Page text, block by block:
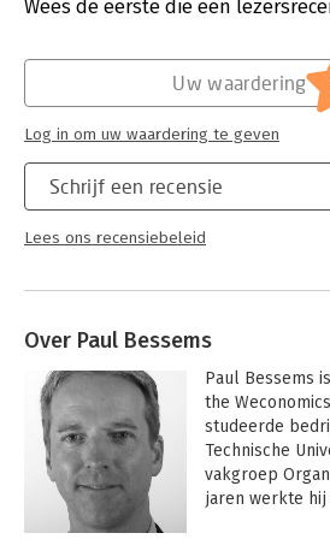
IT-management /
Wees de eerste die een
Schrijf een recensie
Lees ons recensiebeleid
Uw waardering
Log in om uw waardering te geven
Over Paul Bessems
Paul Bessems
the
studeerde
Technische
vakgroep
jaren werkte